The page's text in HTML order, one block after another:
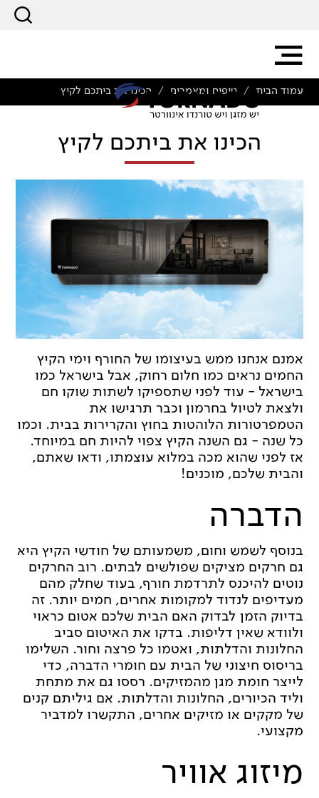
עמוד הבית / טיפים ומאמרים / הכינו את ביתכם לקיץ
הכינו את ביתכם לקיץ
אמנם אנחנו ממש בעיצומו של החורף וימי הקיץ
החמים נראים כמו חלום רחוק, אבל בישראל כמו
בישראל - עוד לפני שתספיקו לשתות שוקו חם
ולצאת לטיול בחרמון וכבר תרגישו את
הטמפרטורות הלוהטות בחוץ והקרירות בבית. וכמו
כל שנה - גם השנה הקיץ צפוי להיות חם במיוחד.
אז לפני שהוא מכה במלוא עוצמתו, ודאו שאתם,
והבית שלכם, מוכנים!
הדברה
בנוסף לשמש וחום, משמעותם של חודשי הקיץ היא
גם חרקים מציקים שפולשים לבתים. רוב החרקים
נוטים להיכנס לתרדמת חורף, בעוד שחלק מהם
מעדיפים לנדוד למקומות אחרים, חמים יותר. זה
בדיוק הזמן לבדוק האם הבית שלכם אטום כראוי
ולוודא שאין דליפות. בדקו את האיטום סביב
החלונות והדלתות, ואטמו כל פרצה וחור. השלימו
בריסוס חיצוני של הבית עם חומרי הדברה, כדי
לייצר חומת מגן מהמזיקים. רססו גם את מתחת
וליד הכיורים, החלונות והדלתות. אם גיליתם קנים
של מקקים או מזיקים אחרים, התקשרו למדביר
מקצועי.
מיזוג אוויר